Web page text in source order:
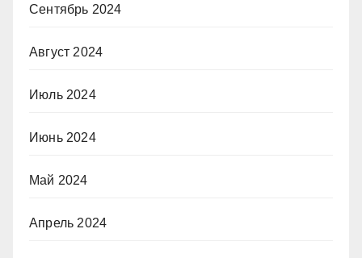
Сентябрь 2024
Август 2024
Июль 2024
Июнь 2024
Май 2024
Апрель 2024